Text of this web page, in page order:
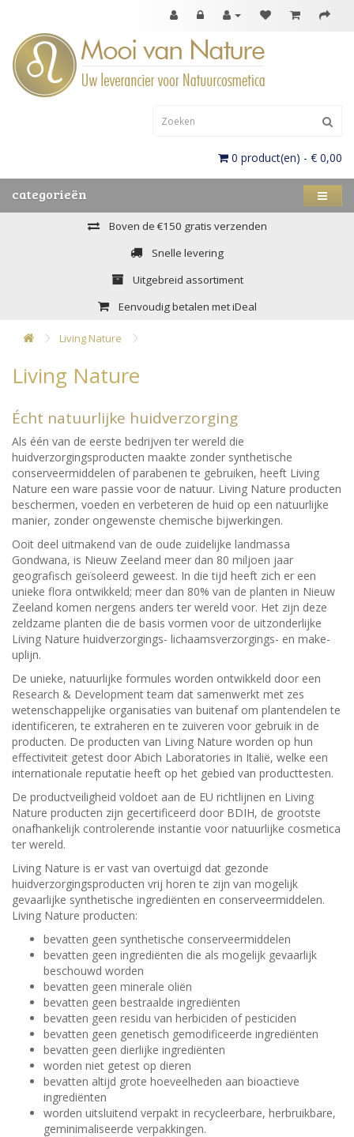
0 product(en) - € 0,00
categorieën
Boven de €150 gratis verzenden
Snelle levering
Uitgebreid assortiment
Eenvoudig betalen met iDeal
Living Nature
Living Nature
Écht natuurlijke huidverzorging
Als één van de eerste bedrijven ter wereld die
huidverzorgingsproducten maakte zonder synthetische
conserveermiddelen of parabenen te gebruiken, heeft Living
Nature een ware passie voor de natuur. Living Nature producten
beschermen, voeden en verbeteren de huid op een natuurlijke
manier, zonder ongewenste chemische bijwerkingen.
Ooit deel uitmakend van de oude zuidelijke landmassa
Gondwana, is Nieuw Zeeland meer dan 80 miljoen jaar
geografisch geïsoleerd geweest. In die tijd heeft zich er een
unieke flora ontwikkeld; meer dan 80% van de planten in Nieuw
Zeeland komen nergens anders ter wereld voor. Het zijn deze
zeldzame planten die de basis vormen voor de uitzonderlijke
Living Nature huidverzorgings- lichaamsverzorgings- en make-
uplijn.
De unieke, natuurlijke formules worden ontwikkeld door een
Research & Development team dat samenwerkt met zes
wetenschappelijke organisaties van buitenaf om plantendelen te
identificeren, te extraheren en te zuiveren voor gebruik in de
producten. De producten van Living Nature worden op hun
effectiviteit getest door Abich Laboratories in Italië, welke een
internationale reputatie heeft op het gebied van producttesten.
De productveiligheid voldoet aan de EU richtlijnen en Living
Nature producten zijn gecertificeerd door BDIH, de grootste
onafhankelijk controlerende instantie voor natuurlijke cosmetica
ter wereld.
Living Nature is er vast van overtuigd dat gezonde
huidverzorgingsproducten vrij horen te zijn van mogelijk
gevaarlijke synthetische ingrediënten en conserveermiddelen.
Living Nature producten:
bevatten geen synthetische conserveermiddelen
bevatten geen ingrediënten die als mogelijk gevaarlijk
beschouwd worden
bevatten geen minerale oliën
bevatten geen bestraalde ingrediënten
bevatten geen residu van herbiciden of pesticiden
bevatten geen genetisch gemodificeerde ingrediënten
bevatten geen dierlijke ingrediënten
worden niet getest op dieren
bevatten altijd grote hoeveelheden aan bioactieve
ingrediënten
worden uitsluitend verpakt in recycleerbare, herbruikbare,
geminimaliseerde verpakkingen.